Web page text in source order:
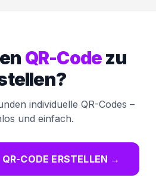
QR-Codezu
individuelle QR-Codes –
und einfach.
CODE ERSTELLEN →